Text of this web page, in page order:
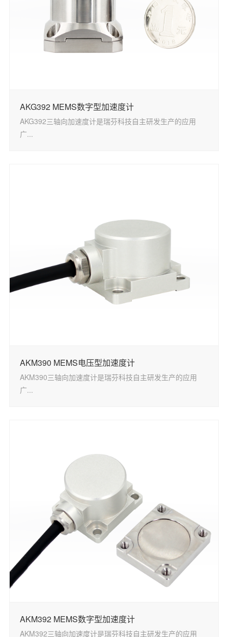
AKG392 MEMS数字型加速度计
AKG392三轴向加速度计是瑞芬科技自主研发生产的应用
广...
AKM390 MEMS电压型加速度计
AKM390三轴向加速度计是瑞芬科技自主研发生产的应用
广...
AKM392 MEMS数字型加速度计
AKM392三轴向加速度计是瑞芬科技自主研发生产的应用